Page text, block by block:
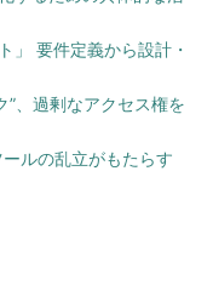
」 要件定義から設計・
”、過剰なアクセス権を
ルの乱立がもたらす